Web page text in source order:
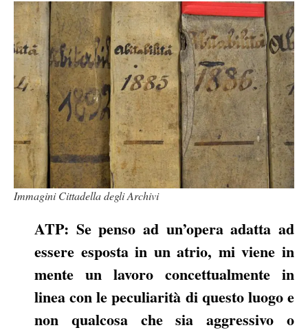
Immagini Cittadella degli Archivi
ATP: Se penso ad un’opera adatta ad
essere esposta in un atrio, mi viene in
mente un lavoro concettualmente in
linea con le peculiarità di questo luogo e
non qualcosa che sia aggressivo o